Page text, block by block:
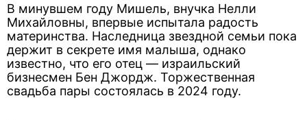
В минувшем году Мишель, внучка Нелли
Михайловны, впервые испытала радость
материнства. Наследница звездной семьи пока
держит в секрете имя малыша, однако
известно, что его отец — израильский
бизнесмен Бен Джордж. Торжественная
свадьба пары состоялась в 2024 году.